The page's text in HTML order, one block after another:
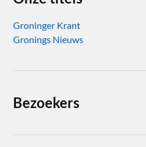
Groninger Krant
Gronings Nieuws
Bezoekers